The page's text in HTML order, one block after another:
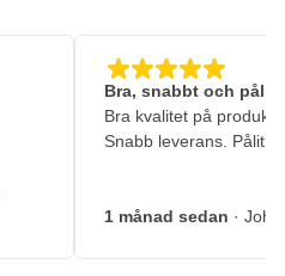
Bra, snabbt och
Bra kvalitet på
Snabb leverans.
1 månad sedan ·